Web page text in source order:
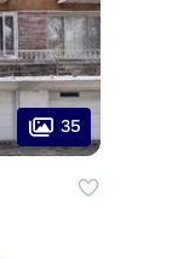
35